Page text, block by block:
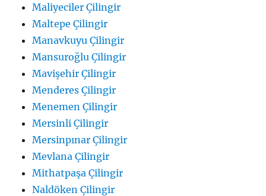
Maliyeciler Çilingir
Maltepe Çilingir
Manavkuyu Çilingir
Mansuroğlu Çilingir
Mavişehir Çilingir
Menderes Çilingir
Menemen Çilingir
Mersinli Çilingir
Mersinpınar Çilingir
Mevlana Çilingir
Mithatpaşa Çilingir
Naldöken Çilingir